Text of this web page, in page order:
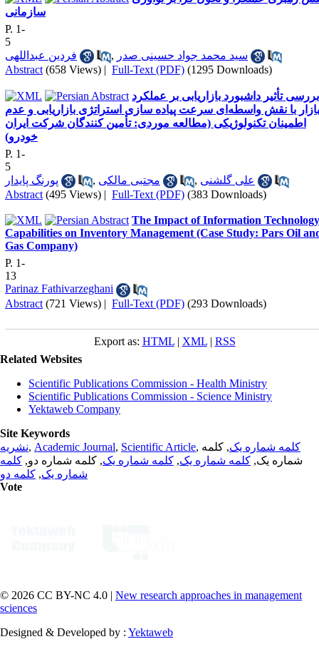
سازمانی
P. 1-
5
فردین عبداللهی
, سید محمد جواد حسینی صدر
Abstract (658 Views) | Full-Text (PDF) (1295 Downloads)
بررسی تأثیر داشبورد بازاریابی بر عملکرد
بازار با نقش واسطه‌ای سرعت پیاده سازی استراتژی بازاریابی و عدم
اطمینان تکنولوژیکی (مطالعه موردی: تأمین کنندگان شرکت ایران
خودرو)
P. 1-
5
پورنگ پایدار
, مجتبی مالکی , علی گلشنی
Abstract (495 Views) | Full-Text (PDF) (383 Downloads)
The Impact of Information Technology
Capabilities on Inventory Management (Case Study: Pars Oil
Gas Company)
P. 1-
13
Parinaz Fathivarzeghani
Abstract (721 Views) | Full-Text (PDF) (293 Downloads)
Export as: HTML| XML| RSS
Related Websites
Scientific Publications Commission - Health Ministry
Scientific Publications Commission - Science Ministry
Yektaweb Company
Site Keywords
نشریه, Academic Journal, Scientific Article, کلمه شماره یک, کلمه
شماره یک, کلمه شماره یک, کلمه شماره یک, کلمه شماره دو, کلمه
شماره یک, کلمه دو
Vote
© 2026 CC BY-NC 4.0 | New research approaches in management
sciences
Designed & Developed by : Yektaweb